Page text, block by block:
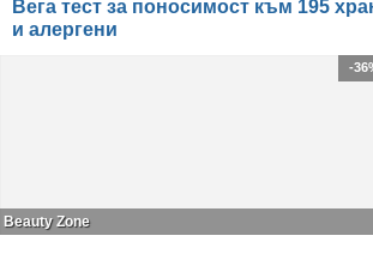
Вега тест за поносимост към 195
и алергени
-
Beauty Zone